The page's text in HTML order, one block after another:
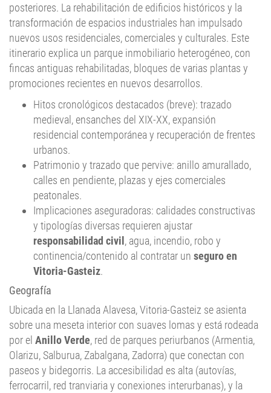
posteriores. La rehabilitación de edificios históricos y la
transformación de espacios industriales han impulsado
nuevos usos residenciales, comerciales y culturales. Este
itinerario explica un parque inmobiliario heterogéneo, con
fincas antiguas rehabilitadas, bloques de varias plantas y
promociones recientes en nuevos desarrollos.
Hitos cronológicos destacados (breve): trazado
medieval, ensanches del XIX-XX, expansión
residencial contemporánea y recuperación de frentes
urbanos.
Patrimonio y trazado que pervive: anillo amurallado,
calles en pendiente, plazas y ejes comerciales
peatonales.
Implicaciones aseguradoras: calidades constructivas
y tipologías diversas requieren ajustar
responsabilidad civil , agua, incendio, robo y
continencia/contenido al contratar un seguro en
Vitoria-Gasteiz.
Geografía
Ubicada en la Llanada Alavesa, Vitoria-Gasteiz se asienta
sobre una meseta interior con suaves lomas y está rodeada
por el Anillo Verde, red de parques periurbanos (Armentia,
Olarizu, Salburua, Zabalgana, Zadorra) que conectan con
paseos y bidegorris. La accesibilidad es alta (autovías,
ferrocarril, red tranviaria y conexiones interurbanas), y la